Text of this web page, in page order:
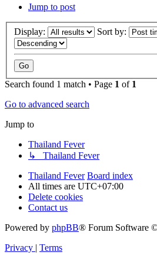
Jump to post
Display: Sort by:
Search found 1 match • Page 1 of 1
Go to advanced search
Jump to
Thailand Fever
↳ Thailand Fever
Thailand Fever Board index
All times are UTC+07:00
Delete cookies
Contact us
Powered by phpBB® Forum Software
Privacy | Terms